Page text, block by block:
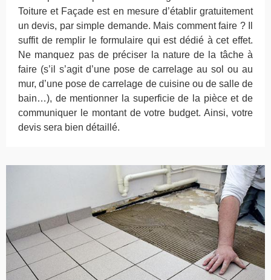
Toiture et Façade est en mesure d’établir gratuitement
un devis, par simple demande. Mais comment faire ? Il
suffit de remplir le formulaire qui est dédié à cet effet.
Ne manquez pas de préciser la nature de la tâche à
faire (s’il s’agit d’une pose de carrelage au sol ou au
mur, d’une pose de carrelage de cuisine ou de salle de
bain…), de mentionner la superficie de la pièce et de
communiquer le montant de votre budget. Ainsi, votre
devis sera bien détaillé.